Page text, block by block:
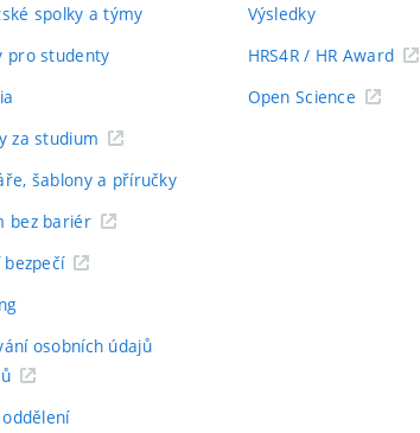
spolky a týmy
pro studenty
za studium
šablony a příručky
bez bariér
bezpečí
osobních údajů
Výsledky
HRS4R / HR Award
Open Science